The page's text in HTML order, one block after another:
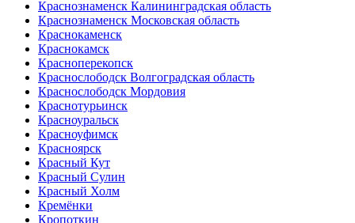
Краснознаменск Калининградская область
Краснознаменск Московская область
Краснокаменск
Краснокамск
Красноперекопск
Краснослободск Волгоградская область
Краснослободск Мордовия
Краснотурьинск
Красноуральск
Красноуфимск
Красноярск
Красный Кут
Красный Сулин
Красный Холм
Кремёнки
Кропоткин